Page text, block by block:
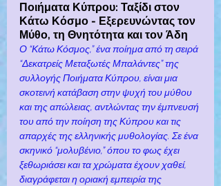
Ποιήματα Κύπρου: Ταξίδι στον
Κάτω Κόσμο - Εξερευνώντας τον
Μύθο, τη Θνητότητα και τον Άδη
Ο “Κάτω Κόσμος,” ένα ποίημα από τη σειρά
“Δεκατρείς Μεταξωτές Μπαλάντες” της
συλλογής Ποιήματα Κύπρου, είναι μια
σκοτεινή κατάβαση στην ψυχή του μύθου
και της απώλειας, αντλώντας την έμπνευσή
του από την ποίηση της Κύπρου και τις
απαρχές της ελληνικής μυθολογίας. Σε ένα
σκηνικό “μολυβένιο,” όπου το φως έχει
ξεθωριάσει και τα χρώματα έχουν χαθεί,
διαγράφεται η οριακή εμπειρία της